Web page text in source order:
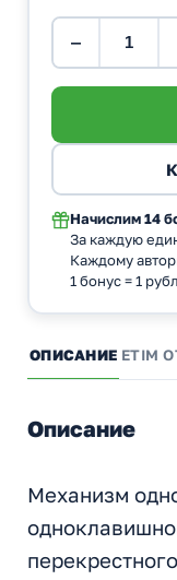
−
Начислим 14
За каждую
Каждому
1 бонус = 1
ОПИСАНИЕ ETIM
Описание
Механизм